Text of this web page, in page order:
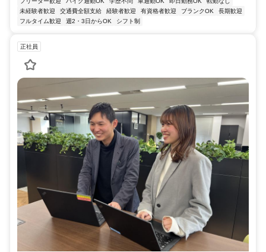
未経験者歓迎
交通費全額支給 経験者歓迎 有資格者歓迎 ブランクOK
長期歓迎
フルタイム歓迎
週2・3日からOK シフト制
正社員